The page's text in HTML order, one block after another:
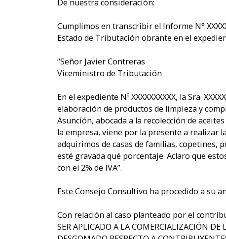
De nuestra consideración:
Cumplimos en transcribir el Informe N°
Estado de Tributación obrante en el
“Señor Javier Contreras
Viceministro de Tributación
En el expediente Nº XXXXXXXXXX, la Sra.
elaboración de productos de limpieza y
Asunción, abocada a la recolección de
la empresa, viene por la presente a realizar
adquirimos de casas de familias, copetines,
esté gravada qué porcentaje. Aclaro que
con el 2% de IVA”.
Este Consejo Consultivo ha procedido a su
Con relación al caso planteado por el
SER APLICADO A LA COMERCIALIZACIÓN DE